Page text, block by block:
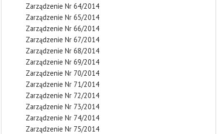
Zarządzenie Nr 64/2014
Zarządzenie Nr 65/2014
Zarządzenie Nr 66/2014
Zarządzenie Nr 67/2014
Zarządzenie Nr 68/2014
Zarządzenie Nr 69/2014
Zarządzenie Nr 70/2014
Zarządzenie Nr 71/2014
Zarządzenie Nr 72/2014
Zarządzenie Nr 73/2014
Zarządzenie Nr 74/2014
Zarządzenie Nr 75/2014